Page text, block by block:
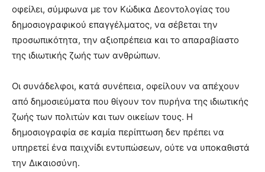
οφείλει, σύμφωνα με τον Κώδικα Δεοντολογίας του
δημοσιογραφικού επαγγέλματος, να σέβεται την
προσωπικότητα, την αξιοπρέπεια και το απαραβίαστο
της ιδιωτικής ζωής των ανθρώπων.
Οι συνάδελφοι, κατά συνέπεια, οφείλουν να απέχουν
από δημοσιεύματα που θίγουν τον πυρήνα της ιδιωτικής
ζωής των πολιτών και των οικείων τους. Η
δημοσιογραφία σε καμία περίπτωση δεν πρέπει να
υπηρετεί ένα παιχνίδι εντυπώσεων, ούτε να υποκαθιστά
την Δικαιοσύνη.